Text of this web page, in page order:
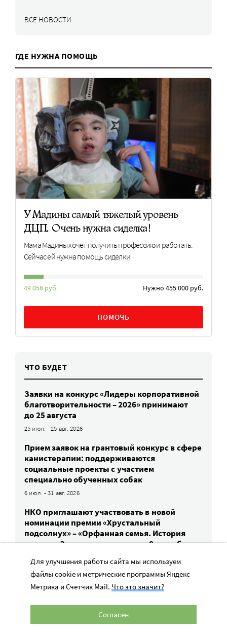
ВСЕ НОВОСТИ
ГДЕ НУЖНА ПОМОЩЬ
У Мадины самый тяжелый уровень
ДЦП. Очень нужна сиделка!
Мама Мадины хочет получить профессию и работать.
Сейчас ей нужна помощь сиделки
49 058 руб. Нужно 455 000 руб.
ПОМОЧЬ
ЧТО БУДЕТ
Заявки на конкурс «Лидеры корпоративной
благотворительности – 2026» принимают
до 25 августа
25 июн. - 25 авг. 2026
Прием заявок на грантовый конкурс в сфере
канистерапии: поддерживаются
социальные проекты с участием
специально обученных собак
6 июл. - 31 авг. 2026
НКО приглашают участвовать в новой
номинации премии «Хрустальный
подсолнух» – «Орфанная семья. История
успеха». Заявки принимают до 8 сентября
8 июл. - 8 сен. 2026
Прием заявок на конкурс проектов помощи
сиротам и детям в трудной жизненной
Для улучшения работы сайта мы используем
файлы cookie и метрические программы Яндекс
Метрика и Счетчик Mail. Что это значит?
Согласен